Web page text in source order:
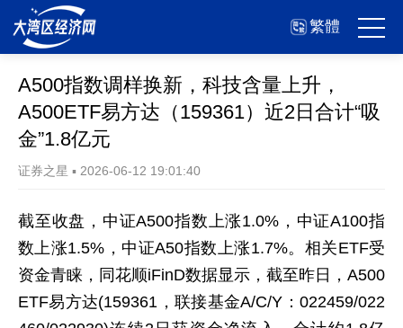
繁體
A500指数调样换新，科技含量上升，
A500ETF易方达（159361）近2日合计“吸
金”1.8亿元
证券之星 ▪ 2026-06-12 19:01:40
截至收盘，中证A500指数上涨1.0%，中证A100指
数上涨1.5%，中证A50指数上涨1.7%。相关ETF受
资金青睐，同花顺iFinD数据显示，截至昨日，A500
ETF易方达(159361，联接基金A/C/Y：022459/022